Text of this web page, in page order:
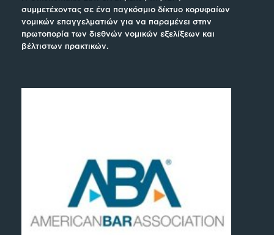
συμμετέχοντας σε ένα παγκόσμιο δίκτυο κορυφαίων
νομικών επαγγελματιών για να παραμένει στην
πρωτοπορία των διεθνών νομικών εξελίξεων και
βέλτιστων πρακτικών.